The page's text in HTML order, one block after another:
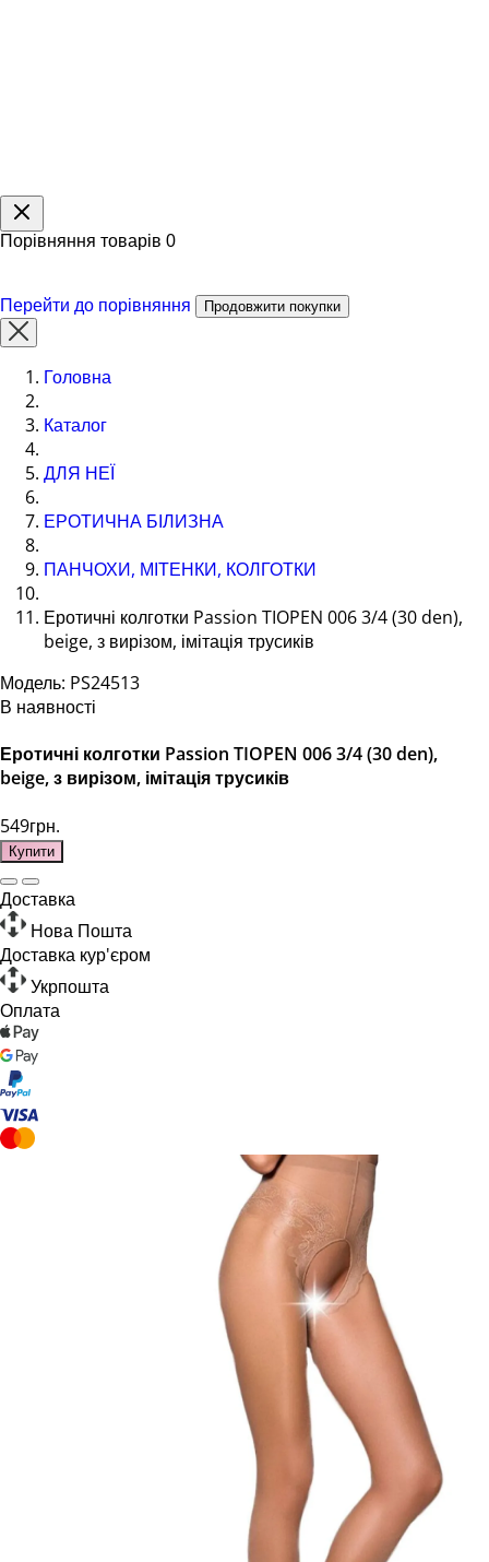
Порівняння товарів 0
Перейти до порівняння Продовжити покупки
Головна
Каталог
ДЛЯ НЕЇ
ЕРОТИЧНА БІЛИЗНА
ПАНЧОХИ, МІТЕНКИ, КОЛГОТКИ
Еротичні колготки Passion TIOPEN 006 3/4 (30 den),
beige, з вирізом, імітація трусиків
Модель: PS24513
В наявності
Еротичні колготки Passion TIOPEN 006 3/4 (30 den),
beige, з вирізом, імітація трусиків
549грн.
Купити
Доставка
Нова Пошта
Доставка кур'єром
Укрпошта
Оплата